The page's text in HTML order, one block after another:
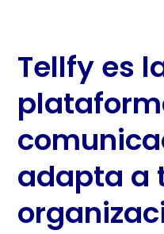
Tellfy es
adapta a